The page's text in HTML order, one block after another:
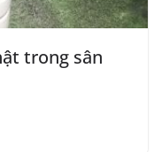
trong sân